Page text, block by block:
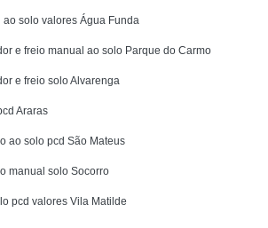
solo valores Água Funda
e freio manual ao solo Parque do Carmo
e freio solo Alvarenga
Araras
ao solo pcd São Mateus
manual solo Socorro
pcd valores Vila Matilde